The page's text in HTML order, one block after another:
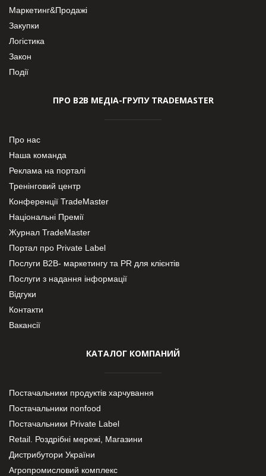
Маркетинг&Продажі
Закупки
Логістика
Закон
Події
ПРО В2В МЕДІА-ГРУПУ TRADEMASTER
Про нас
Наша команда
Реклама на порталі
Тренінговий центр
Конференції TradeMaster
Національні Премії
Журнал TradeMaster
Портал про Private Label
Послуги В2В- маркетингу та PR для клієнтів
Послуги з надання інформації
Відгуки
Контакти
Вакансії
КАТАЛОГ КОМПАНИЙ
Постачальники продуктів харчування
Постачальники nonfood
Постачальники Private Label
Retail. Роздрібні мережі, Магазини
Дистрибутори України
Агропромисловий комплекс